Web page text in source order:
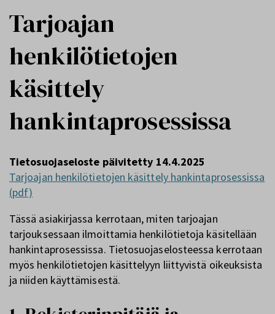
Tarjoajan
henkilötietojen
käsittely
hankintaprosessissa
Tietosuojaseloste päivitetty 14.4.2025
Tarjoajan henkilötietojen käsittely hankintaprosessissa
(pdf)
Tässä asiakirjassa kerrotaan, miten tarjoajan
tarjouksessaan ilmoittamia henkilötietoja käsitellään
hankintaprosessissa. Tietosuojaselosteessa kerrotaan
myös henkilötietojen käsittelyyn liittyvistä oikeuksista
ja niiden käyttämisestä.